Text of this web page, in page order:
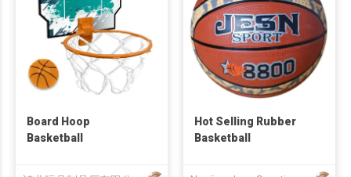
Board Hoop
Basketball
Hot Selling Rubber
Basketball